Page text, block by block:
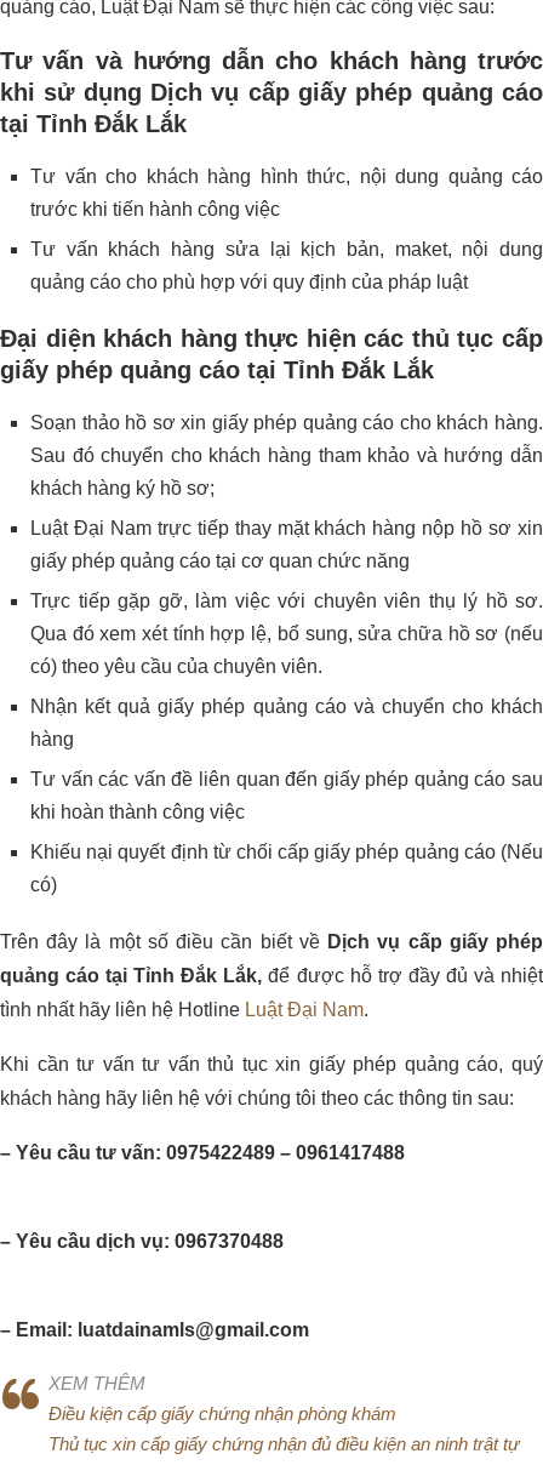
quảng cáo, Luật Đại Nam sẽ thực hiện các công việc sau:
Tư vấn và hướng dẫn cho khách hàng trước
khi sử dụng Dịch vụ cấp giấy phép quảng cáo
tại Tỉnh Đắk Lắk
Tư vấn cho khách hàng hình thức, nội dung quảng cáo
trước khi tiến hành công việc
Tư vấn khách hàng sửa lại kịch bản, maket, nội dung
quảng cáo cho phù hợp với quy định của pháp luật
Đại diện khách hàng thực hiện các thủ tục cấp
giấy phép quảng cáo tại Tỉnh Đắk Lắk
Soạn thảo hồ sơ xin giấy phép quảng cáo cho khách hàng.
Sau đó chuyển cho khách hàng tham khảo và hướng dẫn
khách hàng ký hồ sơ;
Luật Đại Nam trực tiếp thay mặt khách hàng nộp hồ sơ xin
giấy phép quảng cáo tại cơ quan chức năng
Trực tiếp gặp gỡ, làm việc với chuyên viên thụ lý hồ sơ.
Qua đó xem xét tính hợp lệ, bổ sung, sửa chữa hồ sơ (nếu
có) theo yêu cầu của chuyên viên.
Nhận kết quả giấy phép quảng cáo và chuyển cho khách
hàng
Tư vấn các vấn đề liên quan đến giấy phép quảng cáo sau
khi hoàn thành công việc
Khiếu nại quyết định từ chối cấp giấy phép quảng cáo (Nếu
có)
Trên đây là một số điều cần biết về Dịch vụ cấp giấy phép
quảng cáo tại Tỉnh Đắk Lắk, để được hỗ trợ đầy đủ và nhiệt
tình nhất hãy liên hệ Hotline Luật Đại Nam.​
Khi cần tư vấn tư vấn thủ tục xin giấy phép quảng cáo, quý
khách hàng hãy liên hệ với chúng tôi theo các thông tin sau:
– Yêu cầu tư vấn: 0975422489 – 0961417488
– Yêu cầu dịch vụ: 0967370488
– Email: luatdainamls@gmail.com
XEM THÊM
Điều kiện cấp giấy chứng nhận phòng khám
Thủ tục xin cấp giấy chứng nhận đủ điều kiện an ninh trật tự